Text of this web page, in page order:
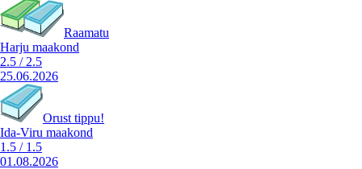
Raamatu
Harju maakond
2.5 / 2.5
25.06.2026
Orust tippu!
Ida-Viru maakond
1.5 / 1.5
01.08.2026